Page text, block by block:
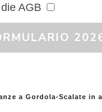
AGB
a Gordola-Scalate in